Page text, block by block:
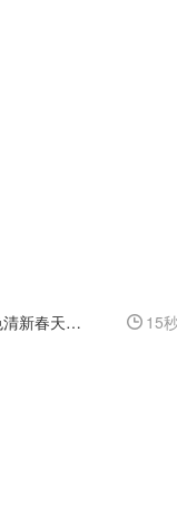
绿色清新春天快乐通用图文展示 15